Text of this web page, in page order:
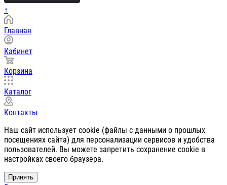
↑
Главная
Кабинет
Корзина
Каталог
Контакты
Наш сайт использует cookie (файлы с данными о прошлых
посещениях сайта) для персонализации сервисов и удобства
пользователей. Вы можете запретить сохранение cookie в
настройках своего браузера.
Принять